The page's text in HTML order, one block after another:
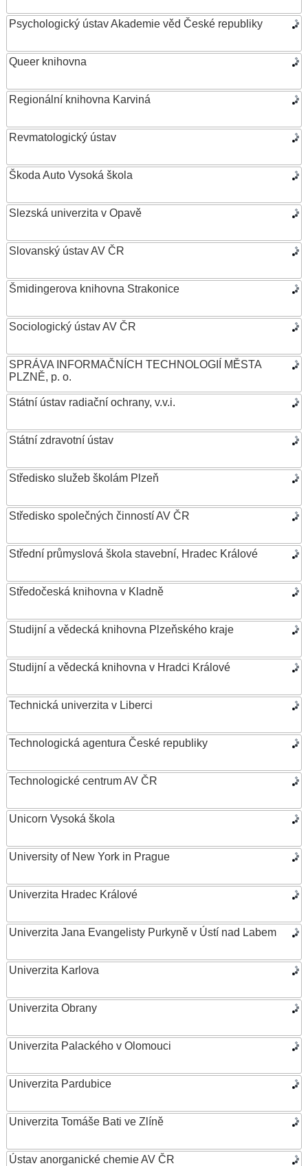
Psychologický ústav Akademie věd České republiky
Queer knihovna
Regionální knihovna Karviná
Revmatologický ústav
Škoda Auto Vysoká škola
Slezská univerzita v Opavě
Slovanský ústav AV ČR
Šmidingerova knihovna Strakonice
Sociologický ústav AV ČR
SPRÁVA INFORMAČNÍCH TECHNOLOGIÍ MĚSTA
PLZNĚ, p. o.
Státní ústav radiační ochrany, v.v.i.
Státní zdravotní ústav
Středisko služeb školám Plzeň
Středisko společných činností AV ČR
Střední průmyslová škola stavební, Hradec Králové
Středočeská knihovna v Kladně
Studijní a vědecká knihovna Plzeňského kraje
Studijní a vědecká knihovna v Hradci Králové
Technická univerzita v Liberci
Technologická agentura České republiky
Technologické centrum AV ČR
Unicorn Vysoká škola
University of New York in Prague
Univerzita Hradec Králové
Univerzita Jana Evangelisty Purkyně v Ústí nad Labem
Univerzita Karlova
Univerzita Obrany
Univerzita Palackého v Olomouci
Univerzita Pardubice
Univerzita Tomáše Bati ve Zlíně
Ústav anorganické chemie AV ČR